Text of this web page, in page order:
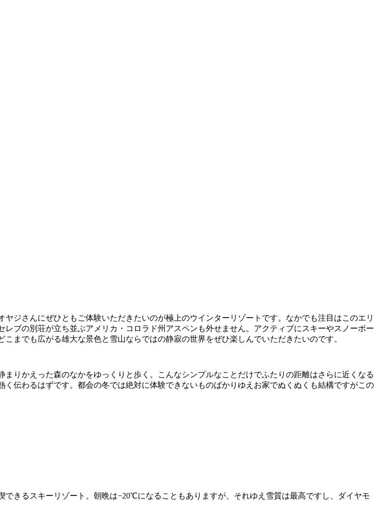
ジさんにぜひともご体験いただきたいのが極上のウインターリゾートです。なかでも注目はこのエリ
ブの別荘が立ち並ぶアメリカ・コロラド州アスペンも外せません。アクティブにスキーやスノーボー
までも広がる雄大な景色と雪山ならではの静寂の世界をぜひ楽しんでいただきたいのです。
りかえった森のなかをゆっくりと歩く。こんなシンプルなことだけでふたりの距離はさらに近くなる
伝わるはずです。都会の冬では絶対に体験できないものばかりゆえお家でぬくぬくも結構ですがこの
きるスキーリゾート。朝晩は−20℃になることもありますが、それゆえ雪質は最高ですし、ダイヤモ